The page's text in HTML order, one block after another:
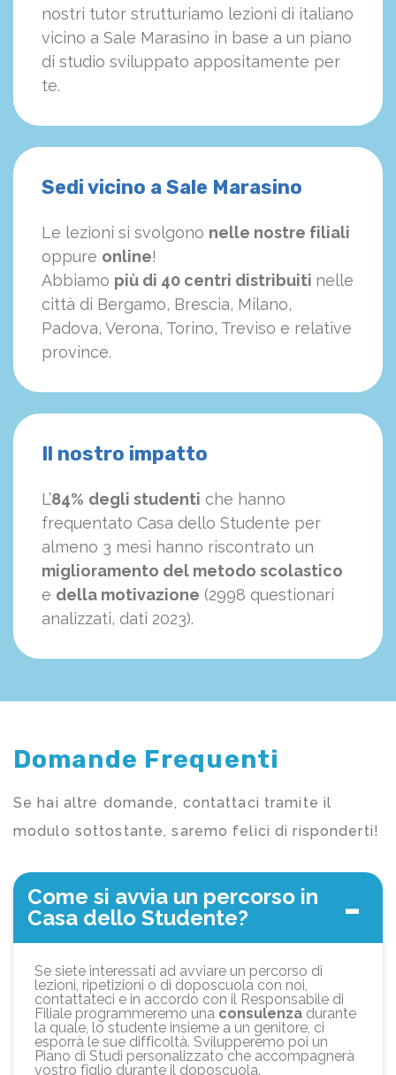
nostri tutor strutturiamo lezioni di italiano
vicino a Sale Marasino in base a un piano
di studio sviluppato appositamente per
te.
Sedi vicino a Sale Marasino
Le lezioni si svolgono nelle nostre filiali
oppure online!
Abbiamo più di 40 centri distribuiti nelle
città di Bergamo, Brescia, Milano,
Padova, Verona, Torino, Treviso e relative
province.
Il nostro impatto
L’84% degli studenti che hanno
frequentato Casa dello Studente per
almeno 3 mesi hanno riscontrato un
miglioramento del metodo scolastico
e della motivazione (2998 questionari
analizzati, dati 2023).
Domande Frequenti
Se hai altre domande, contattaci tramite il
modulo sottostante, saremo felici di risponderti!
Come si avvia un percorso in
Casa dello Studente?
Se siete interessati ad avviare un percorso di
lezioni, ripetizioni o di doposcuola con noi,
contattateci e in accordo con il Responsabile di
Filiale programmeremo una consulenza durante
la quale, lo studente insieme a un genitore, ci
esporrà le sue difficoltà. Svilupperemo poi un
Piano di Studi personalizzato che accompagnerà
vostro figlio durante il doposcuola.